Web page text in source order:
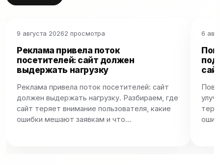
9 августа 20262 просмотра
Реклама привела поток
посетителей: сайт должен
выдержать нагрузку
Реклама привела поток посетителей: сайт
должен выдержать нагрузку. Разбираем, где
сайт теряет внимание пользователя, какие
ошибки мешают заявкам и что…
6